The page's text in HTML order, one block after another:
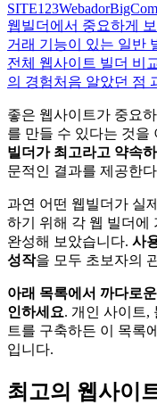
SITE123Webador
웹빌더에서 중요하게
거래 기능이 있는 일반
전체 웹사이트 빌더 비
의 경험처음 알았던 점
좋은 웹사이트가 중요
를 만들 수 있다는 것을
빌더가 최고라고 약속
문적인 결과를 제공한
과연 어떤 웹빌더가 실
하기 위해 각 웹 빌더에
완성해 보았습니다. 사
성작을 모두 초보자의
아래 목록에서 까다로
인하세요. 개인 사이트,
트를 구축하든 이 목록
입니다.
최고의 웹사이